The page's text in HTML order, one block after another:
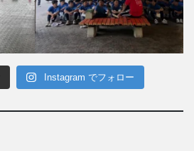
Instagram でフォロー